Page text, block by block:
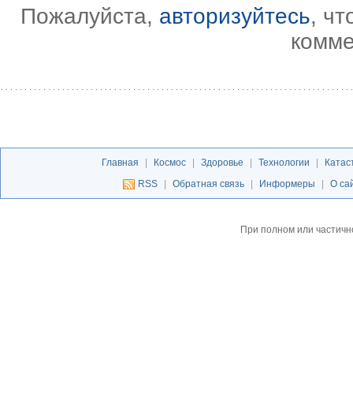
Пожалуйста, авторизуйтесь,
Главная | Космос | Здоровье | Технологии |
RSS
| Обратная связь | Информеры | О
При полном или